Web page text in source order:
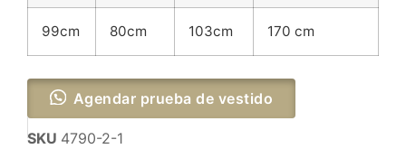
99cm 80cm 103cm 170 cm
Agendar prueba de vestido
SKU 4790-2-1